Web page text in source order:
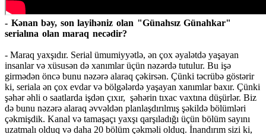
- Kənan bəy, son layihəniz olan "Günahsız Günahkar"
serialına olan maraq necədir?
- Maraq yaxşıdır. Serial ümumiyyətlə, ən çox əyalətdə yaşayan
insanlar və xüsusən də xanımlar üçün nəzərdə tutulur. Bu işə
girmədən öncə bunu nəzərə alaraq çəkirsən. Çünki təcrübə göstərir
ki, seriala ən çox evdar və bölgələrdə yaşayan xanımlar baxır. Çünki
şəhər əhli o saatlarda işdən çıxır, şəhərin tıxac vaxtına düşürlər. Biz
də bunu nəzərə alaraq əvvəldən planlaşdırılmış şəkildə bölümləri
çəkmişdik. Kanal və tamaşaçı yaxşı qarşıladığı üçün bölüm sayını
uzatmalı olduq və daha 20 bölüm çəkməli olduq. İnandırım sizi ki,